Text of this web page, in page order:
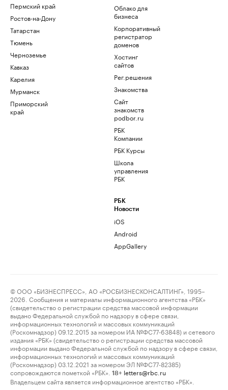
Пермский край
Ростов-на-Дону
Татарстан
Тюмень
Черноземье
Кавказ
Карелия
Мурманск
Приморский
край
Облако для
бизнеса
Корпоративный
регистратор
доменов
Хостинг
сайтов
Рег.решения
Знакомства
Сайт
знакомств
podbor.ru
РБК
Компании
РБК Курсы
Школа
управления
РБК
РБК
Новости
iOS
Android
AppGallery
© ООО «БИЗНЕСПРЕСС», АО «РОСБИЗНЕСКОНСАЛТИНГ», 1995–
2026. Сообщения и материалы информационного агентства «РБК»
(свидетельство о регистрации средства массовой информации
выдано Федеральной службой по надзору в сфере связи,
информационных технологий и массовых коммуникаций
(Роскомнадзор) 09.12.2015 за номером ИА №ФС77-63848) и сетевого
издания «РБК» (свидетельство о регистрации средства массовой
информации выдано Федеральной службой по надзору в сфере связи,
информационных технологий и массовых коммуникаций
(Роскомнадзор) 03.12.2021 за номером ЭЛ №ФС77-82385)
сопровождаются пометкой «РБК».
18+ letters@rbc.ru
Владельцем сайта является информационное агентство «РБК».